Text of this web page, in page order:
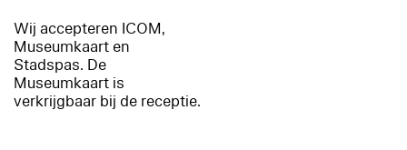
Wij accepteren ICOM,
Museumkaart en
Stadspas. De
Museumkaart is
verkrijgbaar bij de receptie.